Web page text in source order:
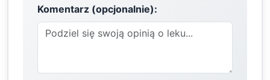
Komentarz (opcjonalnie):